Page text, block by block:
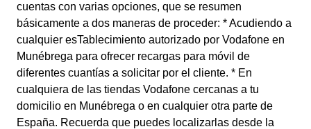
cuentas con varias opciones, que se resumen
básicamente a dos maneras de proceder: * Acudiendo a
cualquier esTablecimiento autorizado por Vodafone en
Munébrega para ofrecer recargas para móvil de
diferentes cuantías a solicitar por el cliente. * En
cualquiera de las tiendas Vodafone cercanas a tu
domicilio en Munébrega o en cualquier otra parte de
España. Recuerda que puedes localizarlas desde la